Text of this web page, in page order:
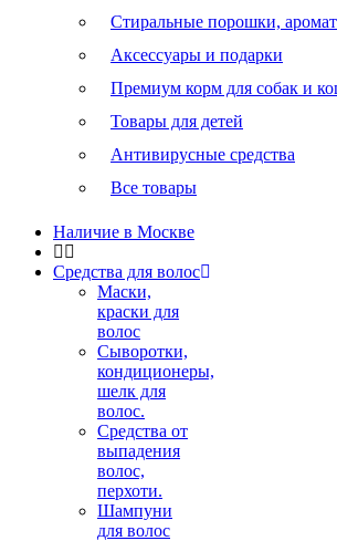
Стиральные порошки,
Аксессуары и подарки
Премиум корм для собак и
Товары для детей
Антивирусные средства
Все товары
Наличие в Москве
Средства для волос
Маски,
краски для
волос
Сыворотки,
кондиционеры,
шелк для
волос.
Средства от
выпадения
волос,
перхоти.
Шампуни
для волос